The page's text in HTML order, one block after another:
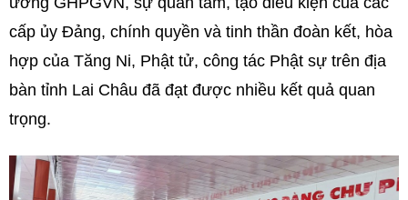
cấp ủy Đảng, chính quyền và tinh thần đoàn kết, hòa
hợp của Tăng Ni, Phật tử, công tác Phật sự trên địa
bàn tỉnh Lai Châu đã đạt được nhiều kết quả quan
trọng.